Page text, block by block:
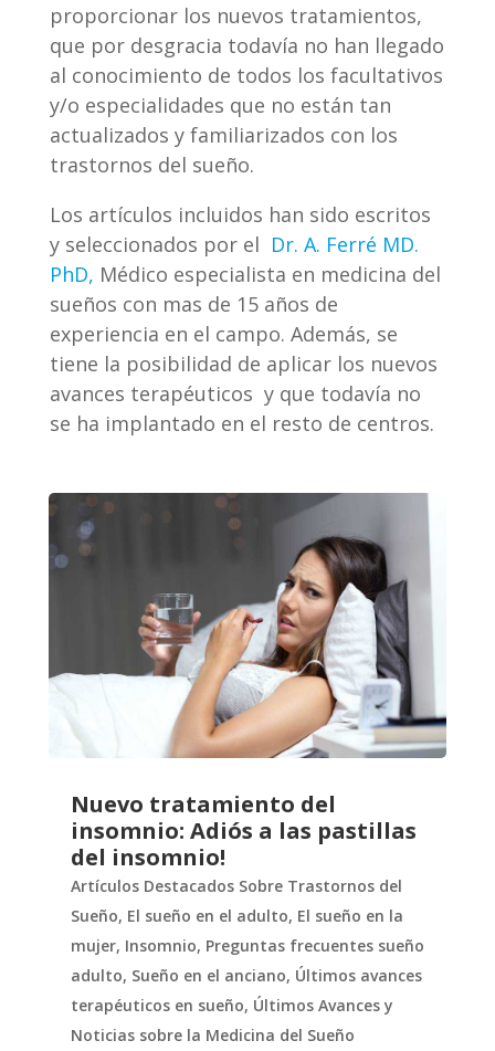
proporcionar los nuevos tratamientos,
que por desgracia todavía no han llegado
al conocimiento de todos los facultativos
y/o especialidades que no están tan
actualizados y familiarizados con los
trastornos del sueño.
Los artículos incluidos han sido escritos
y seleccionados por el Dr. A. Ferré MD.
PhD, Médico especialista en medicina del
sueños con mas de 15 años de
experiencia en el campo. Además, se
tiene la posibilidad de aplicar los nuevos
avances terapéuticos y que todavía no
se ha implantado en el resto de centros.
Nuevo tratamiento del
insomnio: Adiós a las pastillas
del insomnio!
Artículos Destacados Sobre Trastornos del
Sueño, El sueño en el adulto, El sueño en la
mujer, Insomnio, Preguntas frecuentes sueño
adulto, Sueño en el anciano, Últimos avances
terapéuticos en sueño, Últimos Avances y
Noticias sobre la Medicina del Sueño